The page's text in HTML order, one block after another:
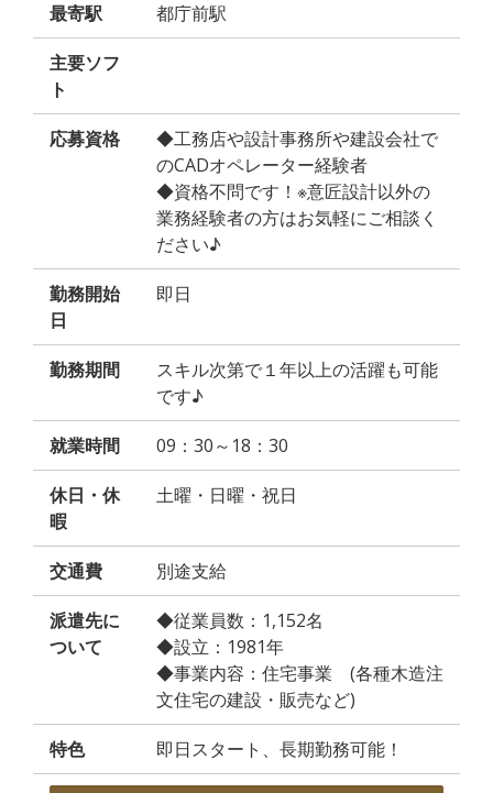
最寄駅 都庁前駅
主要ソフ
ト
応募資格
◆工務店や設計事務所や建設会社で
のCADオペレーター経験者
◆資格不問です！※意匠設計以外の
業務経験者の方はお気軽にご相談く
ださい♪
勤務開始
日
即日
勤務期間
スキル次第で１年以上の活躍も可能
です♪
就業時間 09：30～18：30
休日・休
暇
土曜・日曜・祝日
交通費 別途支給
派遣先に
ついて
◆従業員数：1,152名
◆設立：1981年
◆事業内容：住宅事業 (各種木造注
文住宅の建設・販売など)
特色 即日スタート、長期勤務可能！